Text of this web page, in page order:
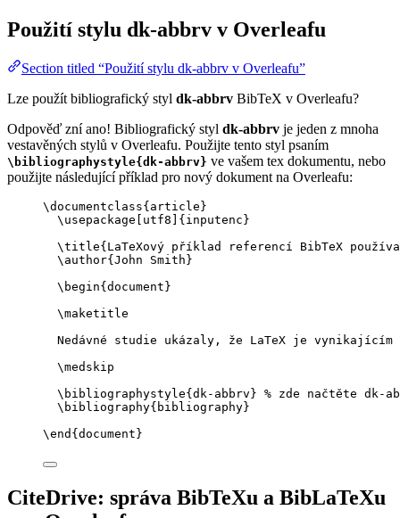
Použití stylu dk-abbrv v Overleafu
Section titled “Použití stylu dk-abbrv v Overleafu”
Lze použít bibliografický styl dk-abbrv BibTeX v Overleafu?
Odpověď zní ano! Bibliografický styl dk-abbrv je jeden z mnoha
vestavěných stylů v Overleafu. Použijte tento styl psaním
\bibliographystyle{dk-abbrv} ve vašem tex dokumentu, nebo
použijte následující příklad pro nový dokument na Overleafu:
\documentclass{ article }
\usepackage
utf8 ]{ inputenc }
\title{LaTeXový příklad referencí BibTeX
\author{John Smith}
\begin{ document }
\maketitle
Nedávné studie ukázaly, že LaTeX je vynikajícím
\medskip
\bibliographystyle{dk-abbrv} % zde načtěte dk-
\bibliography{bibliography}
\end { document }
CiteDrive: správa BibTeXu a BibLaTeXu